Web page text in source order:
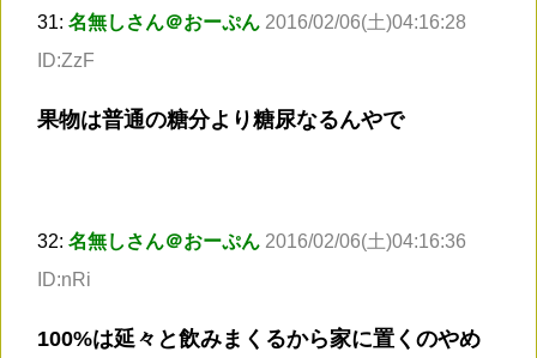
31: 名無しさん＠おーぷん 2016/02/06(土)04:16:28
ID:ZzF
果物は普通の糖分より糖尿なるんやで
32: 名無しさん＠おーぷん 2016/02/06(土)04:16:36
ID:nRi
100%は延々と飲みまくるから家に置くのやめ